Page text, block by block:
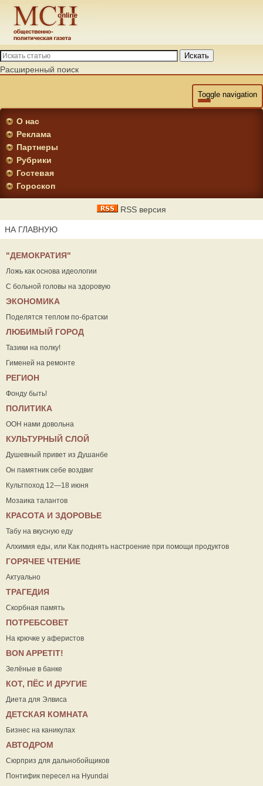
Искать
Расширенный поиск
Toggle navigation
О нас
Реклама
Партнеры
Рубрики
Гостевая
Гороскоп
RSS версия
НА ГЛАВНУЮ
"ДЕМОКРАТИЯ"
Ложь как основа идеологии
С больной головы на здоровую
ЭКОНОМИКА
Поделятся теплом по-братски
ЛЮБИМЫЙ ГОРОД
Тазики на полку!
Гименей на ремонте
РЕГИОН
Фонду быть!
ПОЛИТИКА
ООН нами довольна
КУЛЬТУРНЫЙ СЛОЙ
Душевный привет из Душанбе
Он памятник себе воздвиг
Культпоход 12—18 июня
Мозаика талантов
КРАСОТА И ЗДОРОВЬЕ
Табу на вкусную еду
Алхимия еды, или Как поднять настроение при помощи продуктов
ГОРЯЧЕЕ ЧТЕНИЕ
Актуально
ТРАГЕДИЯ
Скорбная память
ПОТРЕБСОВЕТ
На крючке у аферистов
ВON APPETIT!
Зелёные в банке
КОТ, ПЁС И ДРУГИЕ
Диета для Элвиса
ДЕТСКАЯ КОМНАТА
Бизнес на каникулах
АВТОДРОМ
Сюрприз для дальнобойщиков
Понтифик пересел на Hyundai